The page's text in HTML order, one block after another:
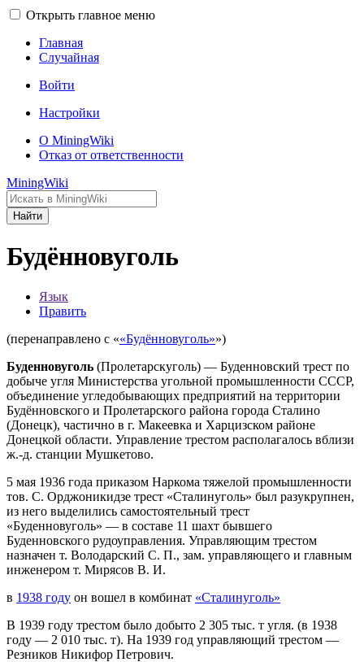
Открыть главное меню
Главная
Случайная
Войти
Настройки
О MiningWiki
Отказ от ответственности
MiningWiki
Найти
Будённовуголь
Язык
Править
(перенаправлено с ««Будённовуголь»»)
Буденновуголь (Пролетарскуголь) — Буденновский трест по
добыче угля Министерства угольной промышленности СССР,
объединение угледобывающих предприятий на территории
Будённовского и Пролетарского района города Сталино
(Донецк), частично в г. Макеевка и Харцизском районе
Донецкой области. Управление трестом располагалось вблизи
ж.-д. станции Мушкетово.
5 мая 1936 года приказом Наркома тяжелой промышленности
тов. С. Орджоникидзе трест «Сталинуголь» был разукрупнен,
из него выделились самостоятельный трест
«Буденновуголь» — в составе 11 шахт бывшего
Буденновского рудоуправления. Управляющим трестом
назначен т. Володарский С. П., зам. управляющего и главным
инженером т. Мирясов В. И.
в 1938 году он вошел в комбинат «Сталинуголь»
В 1939 году трестом было добыто 2 305 тыс. т угля. (в 1938
году — 2 010 тыс. т). На 1939 год управляющий трестом —
Резников Никифор Петрович.